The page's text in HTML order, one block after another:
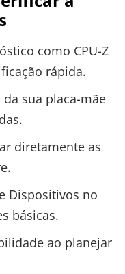
como CPU-Z
rápida.
sua placa-mãe
diretamente as
Dispositivos no
básicas.
ao planejar